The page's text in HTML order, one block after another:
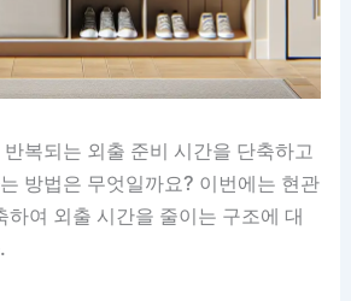
복되는 외출 준비 시간을 단축하고
방법은 무엇일까요? 이번에는 현관
하여 외출 시간을 줄이는 구조에 대